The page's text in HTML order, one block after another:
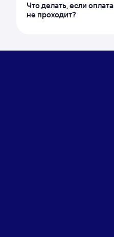
Что делать, если оплата
не проходит?